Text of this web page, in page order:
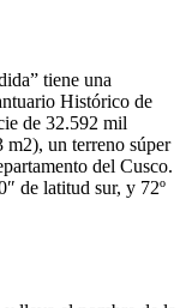
tiene una
Histórico de
de 32.592 mil
m2), un terreno súper
del Cusco.
de latitud sur, y 72º